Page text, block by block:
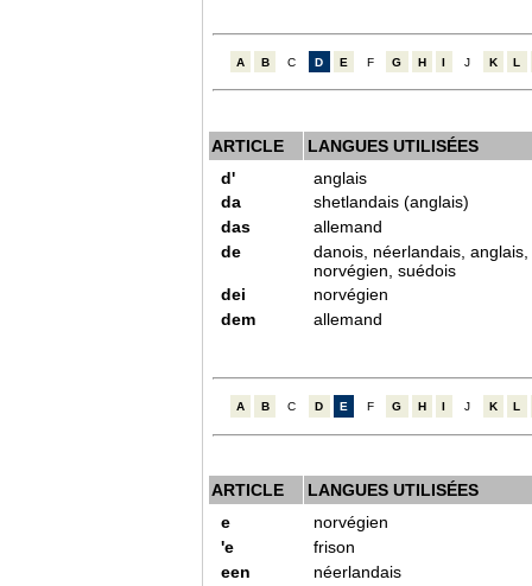
A B C D E F G H I J K L
ARTICLE
LANGUES UTILISÉES
d'
anglais
da
shetlandais (anglais)
das
allemand
de
danois, néerlandais,
norvégien, suédois
dei
norvégien
dem
allemand
A B C D E F G H I J K L
ARTICLE
LANGUES UTILISÉES
e
norvégien
'e
frison
een
néerlandais